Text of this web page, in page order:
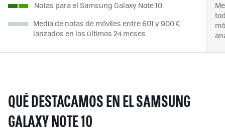
Notas para el Samsung Galaxy Note 10
Media de notas de móviles entre 601 y 900 €
lanzados en los últimos 24 meses
QUÉ DESTACAMOS EN EL SAMSUNG
GALAXY NOTE 10